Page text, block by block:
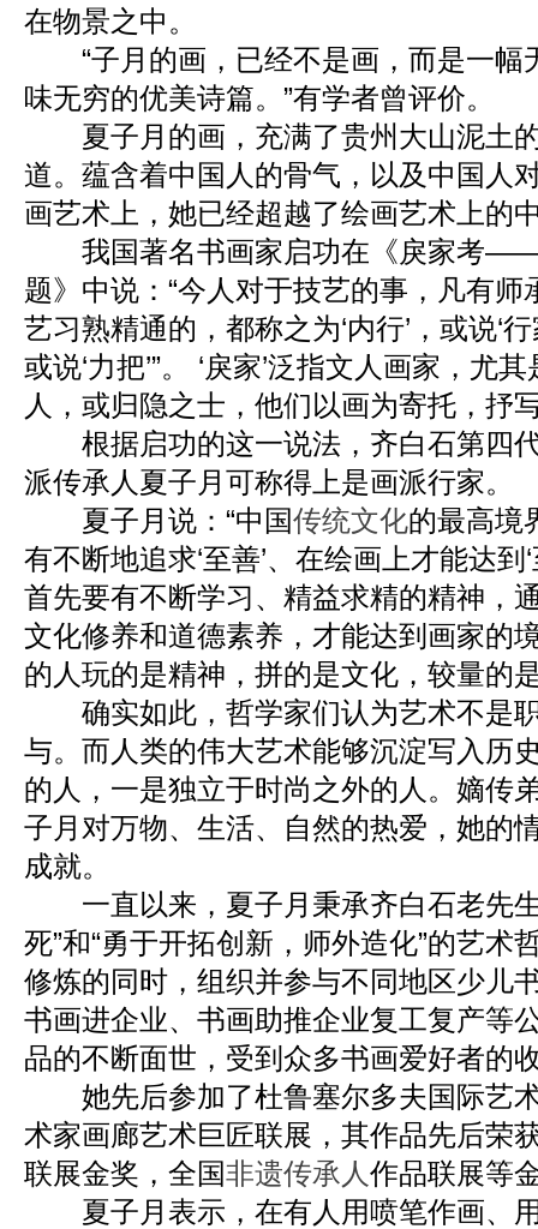
在物景之中。
“子月的画，已经不是画，而是一幅
味无穷的优美诗篇。”有学者曾评价。
夏子月的画，充满了贵州大山泥土
道。蕴含着中国人的骨气，以及中国人
画艺术上，她已经超越了绘画艺术上的
我国著名书画家启功在《戾家考——
题》中说：“今人对于技艺的事，凡有
艺习熟精通的，都称之为‘内行’，或说‘行
或说‘力把’”。 ‘戾家’泛指文人画家，尤
人，或归隐之士，他们以画为寄托，抒
根据启功的这一说法，齐白石第四
派传承人夏子月可称得上是画派行家。
夏子月说：“中国传统文化的最高境
有不断地追求‘至善’、在绘画上才能达到
首先要有不断学习、精益求精的精神，
文化修养和道德素养，才能达到画家的
的人玩的是精神，拼的是文化，较量的
确实如此，哲学家们认为艺术不是
与。而人类的伟大艺术能够沉淀写入历
的人，一是独立于时尚之外的人。嫡传
子月对万物、生活、自然的热爱，她的
成就。
一直以来，夏子月秉承齐白石老先生
死”和“勇于开拓创新，师外造化”的艺术
修炼的同时，组织并参与不同地区少儿
书画进企业、书画助推企业复工复产等
品的不断面世，受到众多书画爱好者的
她先后参加了杜鲁塞尔多夫国际艺
术家画廊艺术巨匠联展，其作品先后荣
联展金奖，全国非遗传承人作品联展等
夏子月表示，在有人用喷笔作画、